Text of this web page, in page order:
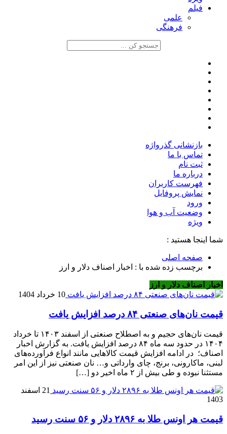
فیلم
علمی
فرهنگی
بازنشانی گذرواژه
تماس با ما
ثبت نام
درباره ما
فهرست کاربران
نمایش پروفایل
ورود
وضعیت آب و هوا
ویژه
شما اینجا هستید :
صفحه اصلی
برچسب زده شده با : اخبار اصناف دلار و ارز
اخبار اصناف دلار و ارز
10 خرداد 1404
قیمت نان‌های صنعتی ۸۴ درصد افزایش یافت
قیمت نان‌های حجیم و به اصطلاح صنعتی از اسفند ۱۴۰۳ تا خرداد
۱۴۰۴ در حدود سه ماه ۸۴ درصد افزایش یافت. به گزارش اخبار
اصناف؛ در ادامه افزایش قیمت کالاهایی مانند انواع فرآورده‌های
لبنی، ماکارونی، برنج، چای وارداتی و… نان صنعتی نیز از این امر
مستثنا نبوده و طی بیش از ۲ ماه اخیر دو […]
21 اسفند
1403
قیمت هر اونس طلا به ۲۸۹۶ دلار و ۵۶ سنت رسید